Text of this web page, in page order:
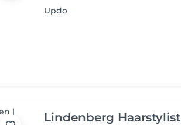
Updo
Lindenberg Haarstylist